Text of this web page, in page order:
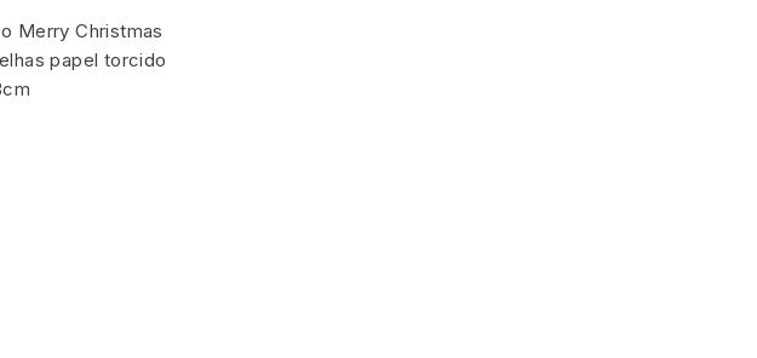
Merry Christmas
papel torcido